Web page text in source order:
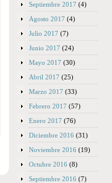
Septiembre 2017 (4)
Agosto 2017 (4)
Julio 2017 (7)
Junio 2017 (24)
Mayo 2017 (30)
Abril 2017 (25)
Marzo 2017 (33)
Febrero 2017 (57)
Enero 2017 (76)
Diciembre 2016 (31)
Noviembre 2016 (19)
Octubre 2016 (8)
Septiembre 2016 (7)